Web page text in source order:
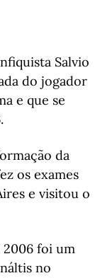
Salvio
do jogador
e que se
da
os exames
e visitou o
2006 foi um
no